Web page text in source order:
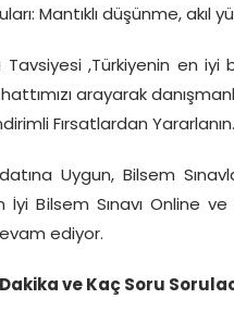
Mantıklı düşünme,
Tavsiyesi ,Türkiyenin en iyi
arayarak
Fırsatlardan Yararlanın.
Uygun, Bilsem
İyi Bilsem Sınavı Online
ediyor.
ve Kaç Soru